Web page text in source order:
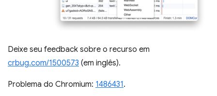
Deixe seu feedback sobre o recurso em
crbug.com/1500573 (em inglês).
Problema do Chromium: 1486431.